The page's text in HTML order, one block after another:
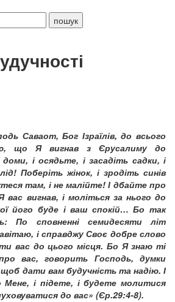
Саваот, Бог Ізраїлів, до всього
що Я вигнав з Єрусалиму до
і осядьте, і засадіть садки, і
Поберіть жінок, і зродіть синів
там, і не малійте! І дбайте про
вас вигнав, і моліться за нього до
його буде і ваш спокій… Бо так
По сповненні семидесяти літ
і справджу Своє добре слово
вас до цього місця. Бо Я знаю ті
вас, говорить Господь, думки
дати вам будучність та надію. І
і підете, і будете молитися
до вас» (Єр.29:4-8).